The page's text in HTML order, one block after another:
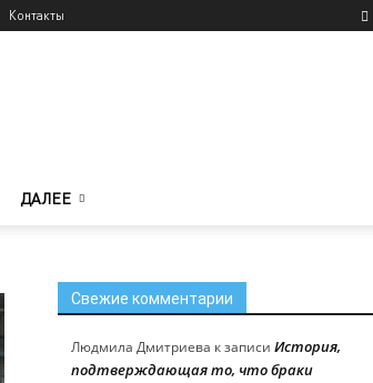
Контакты
ДАЛЕЕ
Свежие комментарии
Людмила Дмитриева к записи История,
подтверждающая то, что браки